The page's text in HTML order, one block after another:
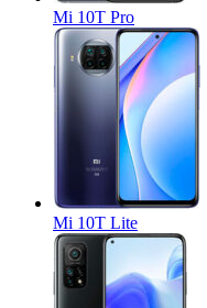
Mi 10T Pro
Mi 10T Lite